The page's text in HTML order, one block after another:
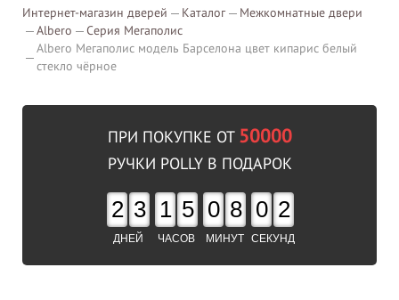
Интернет-магазин дверей Каталог
Межкомнатные двери
Albero
Серия Мегаполис
Albero Мегаполис модель Барселона цвет кипарис белый
стекло чёрное
ПРИ ПОКУПКЕ ОТ 50000
РУЧКИ POLLY В ПОДАРОК
2 3
ДНЕЙ
1 5
ЧАСОВ
0 8
МИНУТ
0 1
СЕКУНД